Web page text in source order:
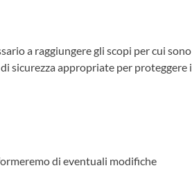
a raggiungere gli scopi per cui sono
sicurezza appropriate per proteggere i
di eventuali modifiche